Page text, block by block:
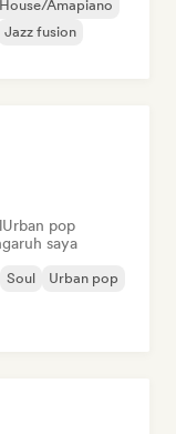
Amapiano
Jazz fusion
Urban pop
saya
Soul Urban pop